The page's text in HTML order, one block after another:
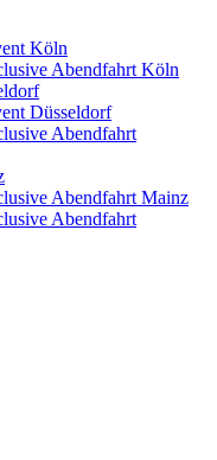
Köln
Abendfahrt Köln
Düsseldorf
Abendfahrt
Abendfahrt Mainz
Abendfahrt